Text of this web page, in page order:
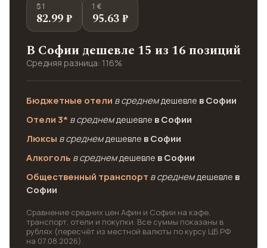
$ 1
82.99 ₽
1 €
95.63 ₽
В Софии дешевле 15 из 16 позиций
Средняя разница: 116%
Бюджетные отели в среднемдешевле в Софии
Отели 3* в среднемдешевле в Софии
Люксы в среднемдешевле в Софии
Алкоголь в среднемдешевле в Софии
Общественный транспорт в среднемдешевле в
Софии
Сравнение средних цен Афин и Софии на кафе,
транспорт, отели и покупки. Все суммы показаны в
рублях (пересчёт из местной валюты по курсу ЦБ РФ
на 07.08.2026).